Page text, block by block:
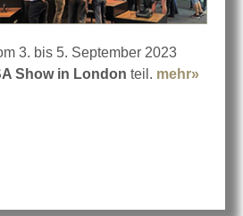
3. bis 5. September 2023
Show in London teil. mehr»